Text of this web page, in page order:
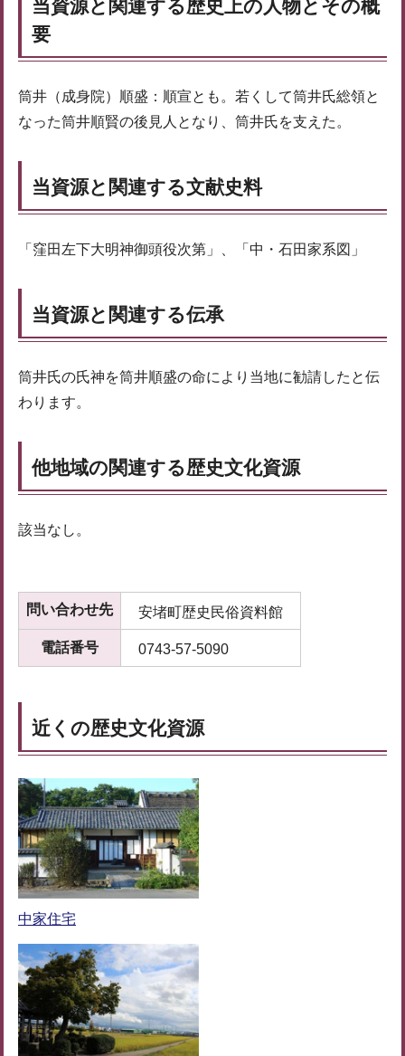
当資源と関連する歴史上の人物とその概
要
筒井（成身院）順盛：順宣とも。若くして筒井氏総領と
なった筒井順賢の後見人となり、筒井氏を支えた。
当資源と関連する文献史料
「窪田左下大明神御頭役次第」、「中・石田家系図」
当資源と関連する伝承
筒井氏の氏神を筒井順盛の命により当地に勧請したと伝
わります。
他地域の関連する歴史文化資源
該当なし。
問い合わせ先 安堵町歴史民俗資料館
電話番号 0743-57-5090
近くの歴史文化資源
中家住宅